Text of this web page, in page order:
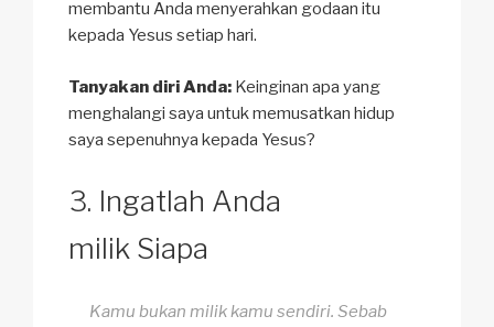
membantu Anda menyerahkan godaan itu
kepada Yesus setiap hari.
Tanyakan diri Anda: Keinginan apa yang
menghalangi saya untuk memusatkan hidup
saya sepenuhnya kepada Yesus?
Ingatlah Anda
milik Siapa
Kamu bukan milik kamu sendiri. Sebab